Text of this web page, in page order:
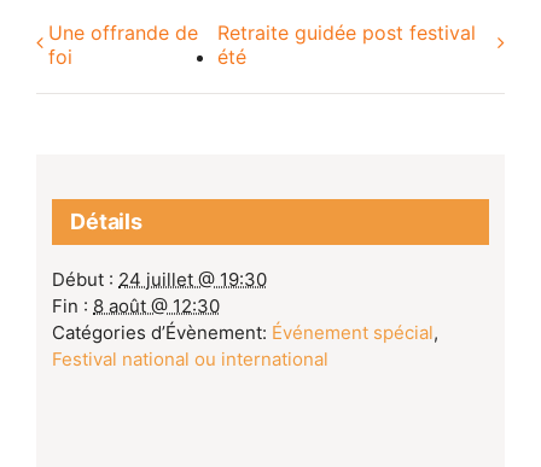
Une offrande de
foi
Retraite guidée post festival
été
Détails
Début : 24 juillet @ 19:30
Fin : 8 août @ 12:30
Catégories d’Évènement: Événement spécial,
Festival national ou international